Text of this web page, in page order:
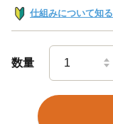
仕組みについて知る
数量